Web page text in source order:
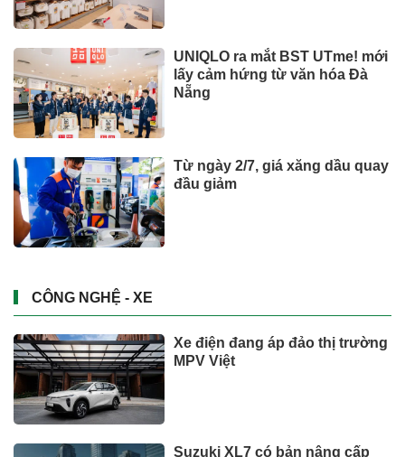
UNIQLO ra mắt BST UTme! mới
lấy cảm hứng từ văn hóa Đà
Nẵng
Từ ngày 2/7, giá xăng dầu quay
đầu giảm
CÔNG NGHỆ - XE
Xe điện đang áp đảo thị trường
MPV Việt
Suzuki XL7 có bản nâng cấp